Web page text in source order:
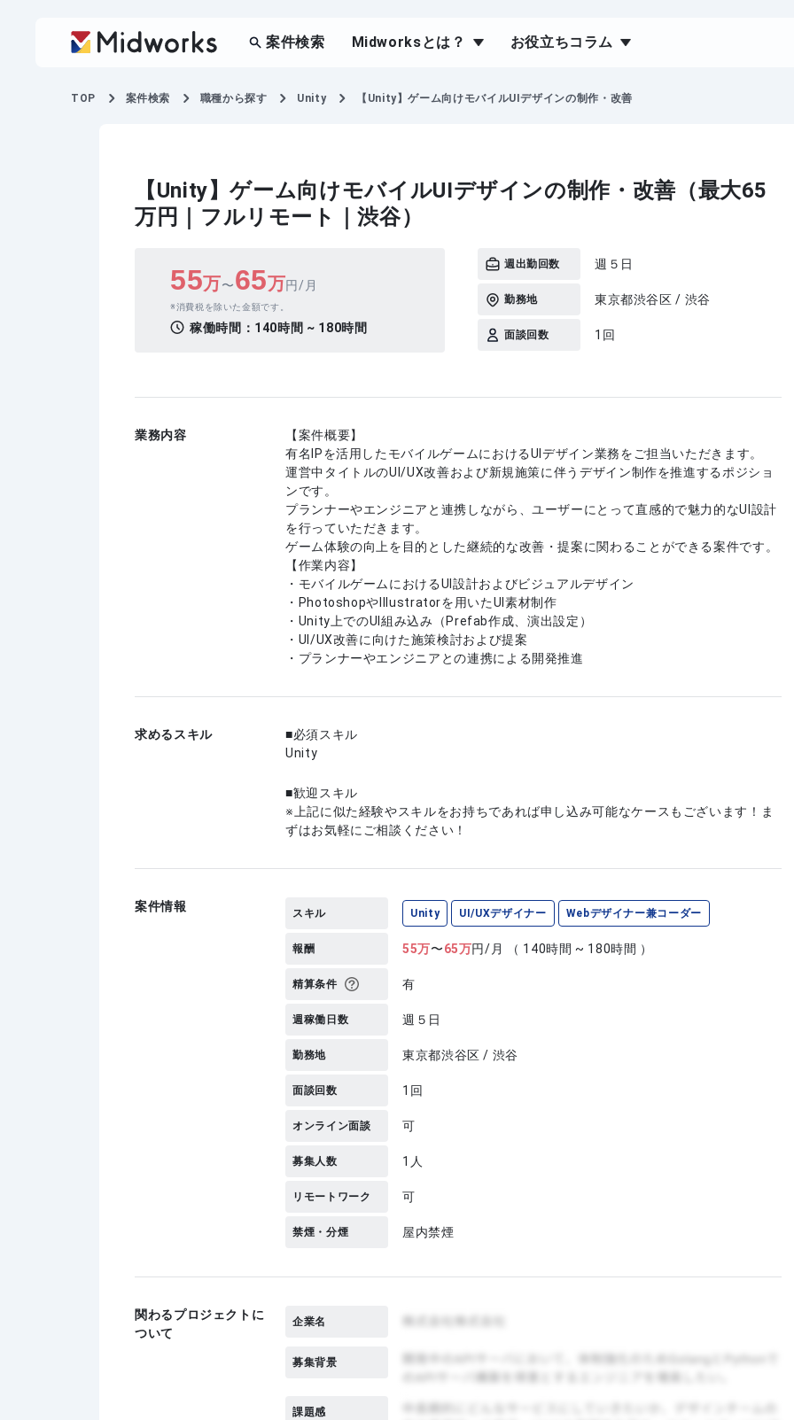
案件検索 Midworksとは？ お役立ちコラム
TOP 案件検索 職種から探す Unity 【Unity】ゲーム向けモバイルUIデザインの制作・改善
【Unity】ゲーム向けモバイルUIデザインの制作・改善（最大65
万円｜フルリモート｜渋谷）
55万〜65万円/月
消費税を除いた金額です。
稼働時間： 140時間 ~ 180時間
週出勤回数 週５日
勤務地 東京都渋谷区 / 渋谷
面談回数 1回
業務内容
【案件概要】
有名IPを活用したモバイルゲームにおけるUIデザイン業務をご担当いただきます。
運営中タイトルのUI/UX改善および新規施策に伴うデザイン制作を推進するポジショ
ンです。
プランナーやエンジニアと連携しながら、ユーザーにとって直感的で魅力的なUI設計
を行っていただきます。
ゲーム体験の向上を目的とした継続的な改善・提案に関わることができる案件です。
【作業内容】
・モバイルゲームにおけるUI設計およびビジュアルデザイン
・PhotoshopやIllustratorを用いたUI素材制作
・Unity上でのUI組み込み（Prefab作成、演出設定）
・UI/UX改善に向けた施策検討および提案
・プランナーやエンジニアとの連携による開発推進
求めるスキル
必須スキル
Unity
歓迎スキル
上記に似た経験やスキルをお持ちであれば申し込み可能なケースもございます！ま
ずはお気軽にご相談ください！
案件情報 スキル Unity UI/UXデザイナー Webデザイナー兼コーダー
報酬 55万〜65万円/月 （ 140時間 ~ 180時間 ）
精算条件 有
週稼働日数 週５日
勤務地 東京都渋谷区 / 渋谷
面談回数 1回
オンライン面談 可
募集人数 1人
リモートワーク 可
禁煙・分煙 屋内禁煙
関わるプロジェクトに
ついて
企業名
募集背景
課題感